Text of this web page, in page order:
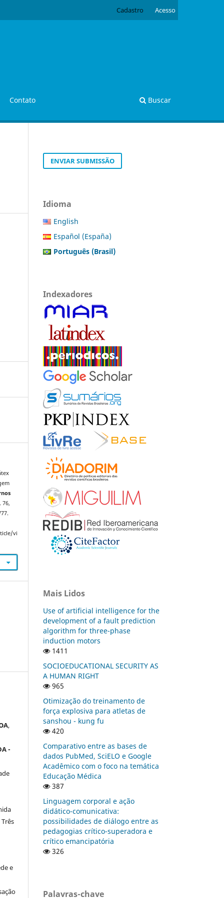
Contato Buscar
Cadastro Acesso
76,
vi
,
-
e
ENVIAR SUBMISSÃO
Idioma
English
Español (España)
Português (Brasil)
Indexadores
Mais Lidos
Use of artificial intelligence for the
development of a fault prediction
algorithm for three-phase
induction motors
1411
SOCIOEDUCATIONAL SECURITY AS
A HUMAN RIGHT
965
Otimização do treinamento de
força explosiva para atletas de
sanshou - kung fu
420
Comparativo entre as bases de
dados PubMed, SciELO e Google
Acadêmico com o foco na temática
Educação Médica
387
Linguagem corporal e ação
didático-comunicativa:
possibilidades de diálogo entre as
pedagogias crítico-superadora e
crítico emancipatória
326
Palavras-chave